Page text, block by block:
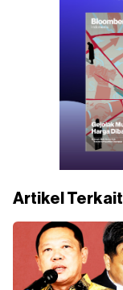
Artikel Terkait